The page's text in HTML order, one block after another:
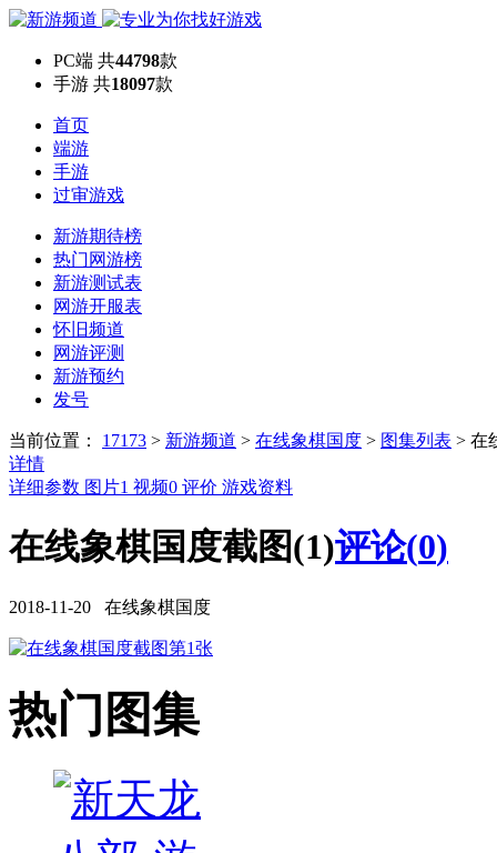
PC端 共44798款
手游 共18097款
首页
端游
手游
过审游戏
新游期待榜
热门网游榜
新游测试表
网游开服表
怀旧频道
网游评测
新游预约
发号
当前位置： 17173 > 新游频道 > 在线象棋国度 > 图集列表 > 在
详情
详细参数 图片1 视频0 评价 游戏资料
在线象棋国度截图(1)评论(0)
2018-11-20 在线象棋国度
热门图集